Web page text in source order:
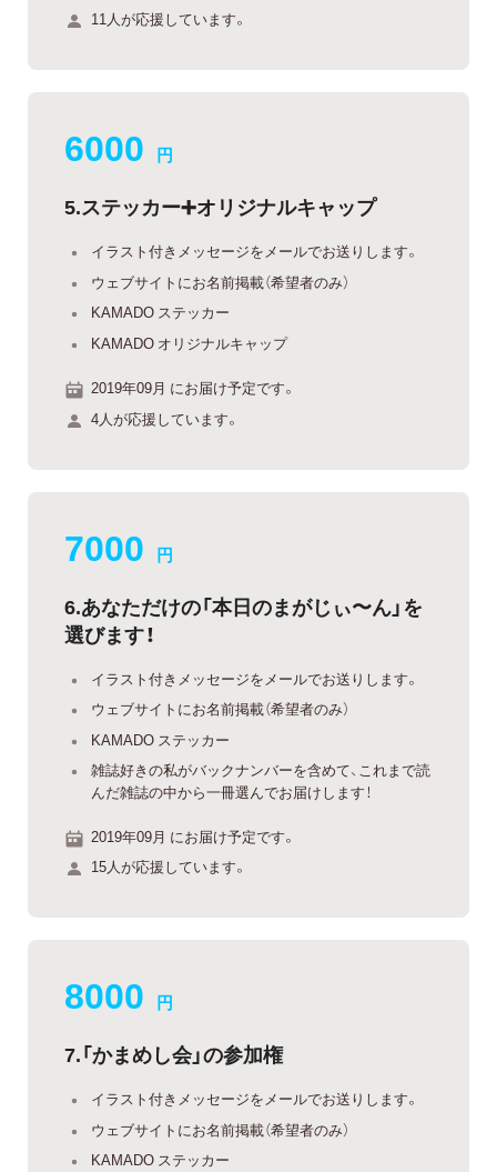
11人が応援しています。
6000 円
5.ステッカー➕オリジナルキャップ
イラスト付きメッセージをメールでお送りします。
ウェブサイトにお名前掲載（希望者のみ）
KAMADO ステッカー
KAMADO オリジナルキャップ
2019年09月 にお届け予定です。
4人が応援しています。
7000 円
6.あなただけの「本日のまがじぃ〜ん」を
選びます！
イラスト付きメッセージをメールでお送りします。
ウェブサイトにお名前掲載（希望者のみ）
KAMADO ステッカー
雑誌好きの私がバックナンバーを含めて、これまで読
んだ雑誌の中から一冊選んでお届けします！
2019年09月 にお届け予定です。
15人が応援しています。
8000 円
7.「かまめし会」の参加権
イラスト付きメッセージをメールでお送りします。
ウェブサイトにお名前掲載（希望者のみ）
KAMADO ステッカー